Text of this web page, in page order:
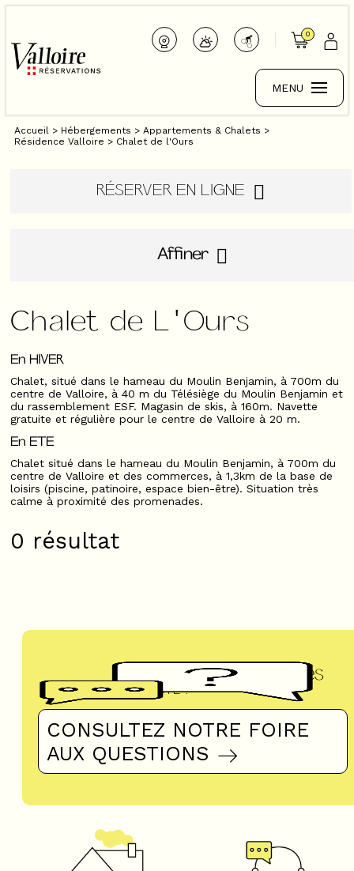
0
MENU
Accueil > Hébergements > Appartements & Chalets >
Résidence Valloire > Chalet de l'Ours
RÉSERVER EN LIGNE
Affiner
Chalet de L'Ours
En HIVER
Chalet, situé dans le hameau du Moulin Benjamin, à 700m du
centre de Valloire, à 40 m du Télésiège du Moulin Benjamin et
du rassemblement ESF. Magasin de skis, à 160m. Navette
gratuite et régulière pour le centre de Valloire à 20 m.
En ETE
Chalet situé dans le hameau du Moulin Benjamin, à 700m du
centre de Valloire et des commerces, à 1,3km de la base de
loisirs (piscine, patinoire, espace bien-être). Situation très
calme à proximité des promenades.
0 résultat
Questions fréquentes
UN DOUTE ?
CONSULTEZ NOTRE FOIRE
AUX QUESTIONS